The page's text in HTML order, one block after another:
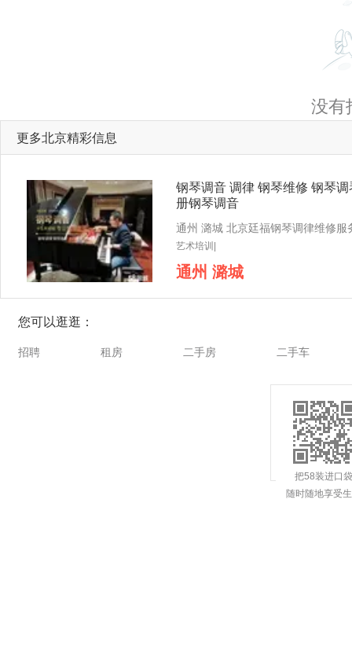
没有
更多北京精彩信息
钢琴调音 调律 钢琴维修 钢琴调
册钢琴调音
艺术培训|
通州 潞城
您可以逛逛：
招聘 租房 二手房 二手车
把58装进口袋
随时随地享受